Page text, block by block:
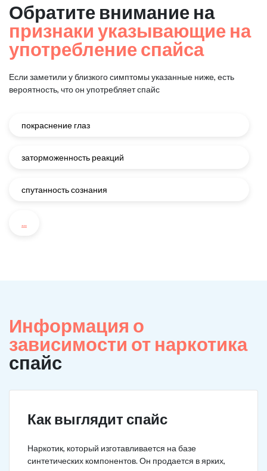
Обратите внимание на
признаки указывающие на
употребление спайса
Если заметили у близкого симптомы указанные ниже, есть
вероятность, что он употребляет спайс
покраснение глаз
заторможенность реакций
спутанность сознания
...
Информация о
зависимости от наркотика
спайс
Как выглядит спайс
Наркотик, который изготавливается на базе
синтетических компонентов. Он продается в ярких,